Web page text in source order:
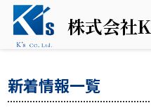
株式会社
新着情報一覧